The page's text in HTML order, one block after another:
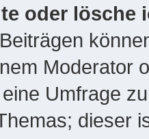
oder lösche
Moderator
Umfrage
dieser